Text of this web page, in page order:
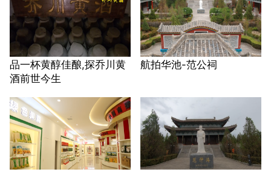
品一杯黄醇佳酿,探乔川黄
酒前世今生
航拍华池-范公祠